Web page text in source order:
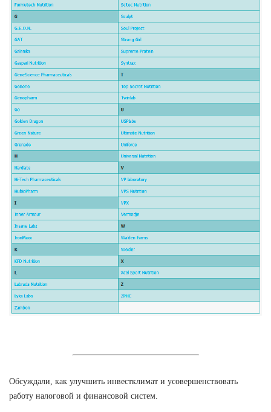
Обсуждали, как улучшить инвестклимат и усовершенствовать
работу налоговой и финансовой систем.